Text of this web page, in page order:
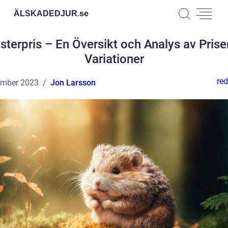
ÄLSKADEDJUR.se
– En Översikt och Analys av
Variationer
2023 Jon Larsson